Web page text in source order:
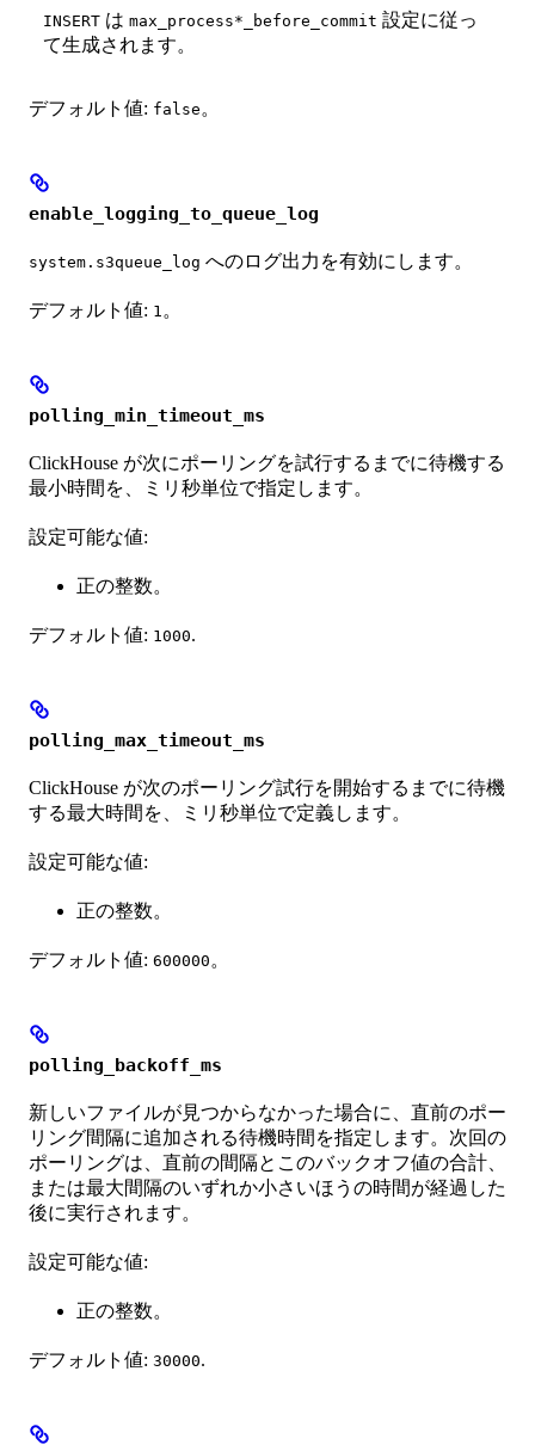
INSERT は max_process*_before_commit 設定に従っ
て生成されます。
デフォルト値: false 。
enable_logging_to_queue_log
system.s3queue_log へのログ出力を有効にします。
デフォルト値: 1 。
polling_min_timeout_ms
ClickHouse が次にポーリングを試行するまでに待機する
最小時間を、ミリ秒単位で指定します。
設定可能な値:
正の整数。
デフォルト値: 1000.
polling_max_timeout_ms
ClickHouse が次のポーリング試行を開始するまでに待機
する最大時間を、ミリ秒単位で定義します。
設定可能な値:
正の整数。
デフォルト値: 600000 。
polling_backoff_ms
新しいファイルが見つからなかった場合に、直前のポー
リング間隔に追加される待機時間を指定します。次回の
ポーリングは、直前の間隔とこのバックオフ値の合計、
または最大間隔のいずれか小さいほうの時間が経過した
後に実行されます。
設定可能な値:
正の整数。
デフォルト値: 30000.